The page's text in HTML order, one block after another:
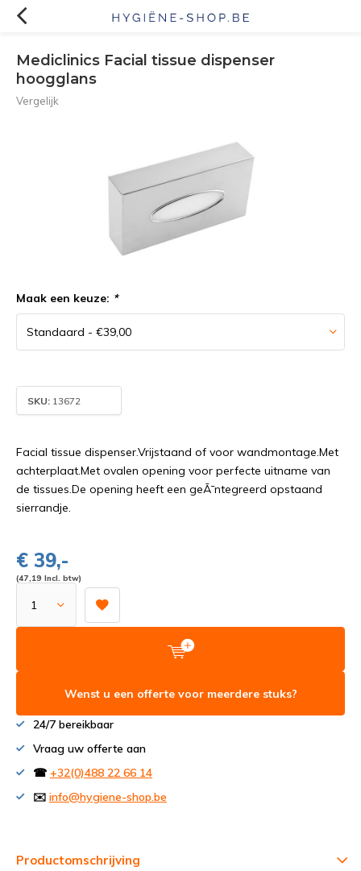
Mediclinics Facial tissue dispenser
hoogglans
Vergelijk
Maak een keuze: *
SKU: 13672
Facial tissue dispenser.Vrijstaand of voor wandmontage.Met
achterplaat.Met ovalen opening voor perfecte uitname van
de tissues.De opening heeft een geÃ¯ntegreerd opstaand
sierrandje.
€ 39,-
(47,19 Incl. btw)
Wenst u een offerte voor meerdere stuks?
24/7 bereikbaar
Vraag uw offerte aan
☎ +32(0)488 22 66 14
✉️ info@hygiene-shop.be
Productomschrijving